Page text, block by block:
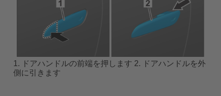
1. ドアハンドルの前端を押します 2. ドアハンドルを外
側に引きます